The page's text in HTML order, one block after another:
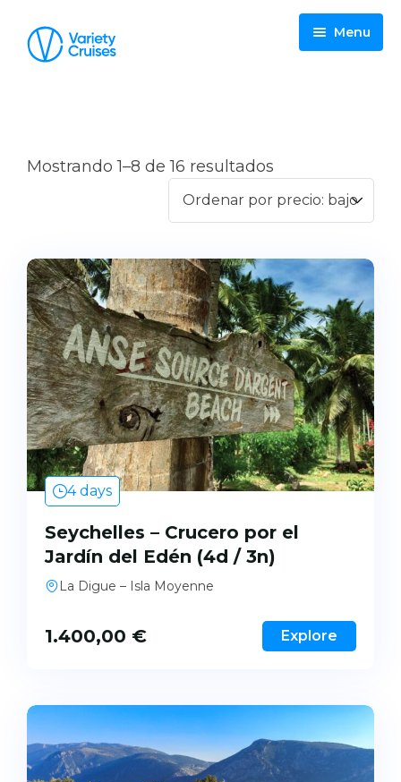
Menu
Variety Voyager
Harmony V
Harmony G
Galileo
Panorama
Panorama II
Pegasos
Callisto
Descuentos
Sobre Variety Cruises
Grupos & Charters
FAQ
Reservar
Mostrando 1–8 de 16 resultados
4 days
Seychelles – Crucero por el
Jardín del Edén (4d / 3n)
La Digue – Isla Moyenne
1.400,00 € Explore